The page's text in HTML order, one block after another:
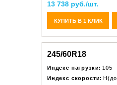
13 738 руб./шт.
КУПИТЬ В 1 КЛИК
245/60R18
Индекс нагрузки: 105
Индекс скорости: